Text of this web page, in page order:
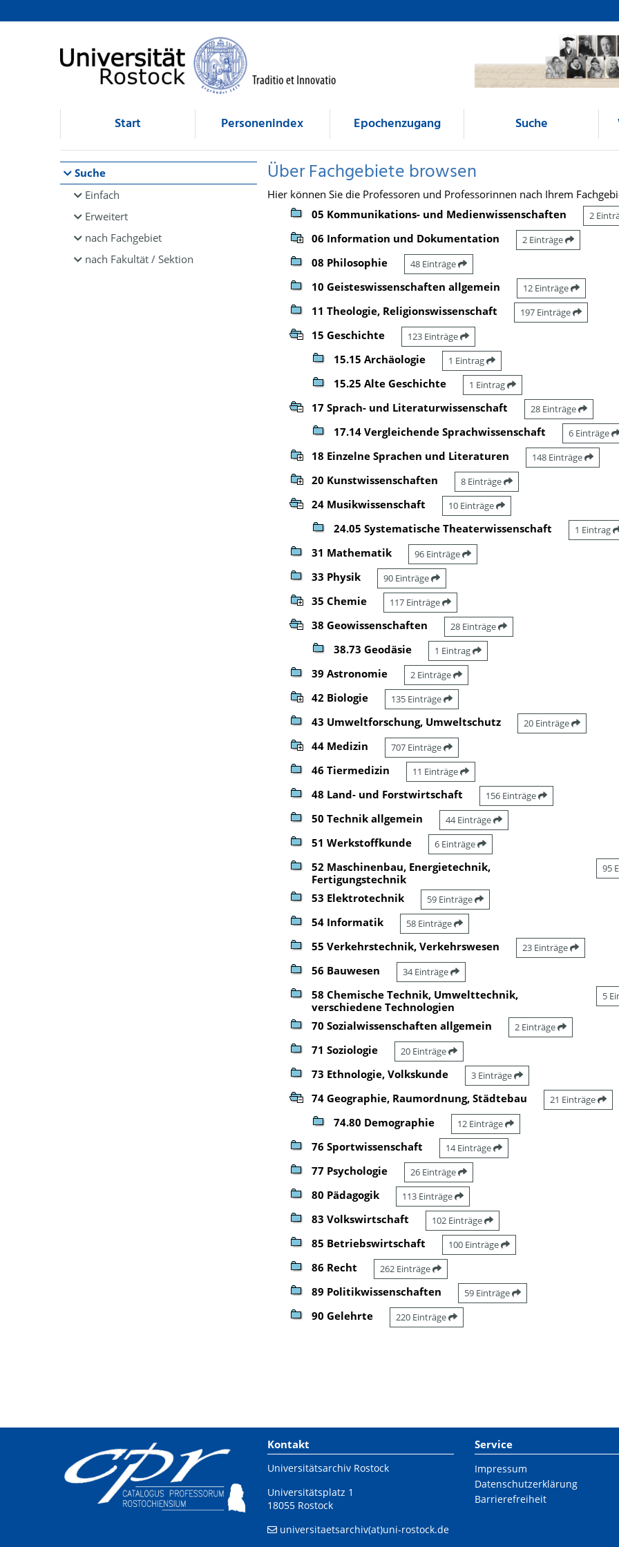
Browsen
direkt zum Inhalt
Start Personenindex Epochenzugang Suche
Suche
Einfach
Erweitert
nach Fachgebiet
nach Fakultät / Sektion
Über Fachgebiete browsen
Hier können Sie die Professoren und Professorinnen nach Ihrem
05 Kommunikations- und Medienwissenschaften
2
06 Information und Dokumentation 2 Einträge
08 Philosophie 48 Einträge
10 Geisteswissenschaften allgemein 12 Einträge
11 Theologie, Religionswissenschaft 197 Einträge
15 Geschichte 123 Einträge
15.15 Archäologie 1 Eintrag
15.25 Alte Geschichte 1 Eintrag
17 Sprach- und Literaturwissenschaft 28 Einträge
17.14 Vergleichende Sprachwissenschaft 6 Einträge
18 Einzelne Sprachen und Literaturen 148 Einträge
20 Kunstwissenschaften 8 Einträge
24 Musikwissenschaft 10 Einträge
24.05 Systematische Theaterwissenschaft 1 Eintrag
31 Mathematik 96 Einträge
33 Physik 90 Einträge
35 Chemie 117 Einträge
38 Geowissenschaften 28 Einträge
38.73 Geodäsie 1 Eintrag
39 Astronomie 2 Einträge
42 Biologie 135 Einträge
43 Umweltforschung, Umweltschutz 20 Einträge
44 Medizin 707 Einträge
46 Tiermedizin 11 Einträge
48 Land- und Forstwirtschaft 156 Einträge
50 Technik allgemein 44 Einträge
51 Werkstoffkunde 6 Einträge
52 Maschinenbau, Energietechnik,
Fertigungstechnik
95
53 Elektrotechnik 59 Einträge
54 Informatik 58 Einträge
55 Verkehrstechnik, Verkehrswesen 23 Einträge
56 Bauwesen 34 Einträge
58 Chemische Technik, Umwelttechnik,
verschiedene Technologien
5
70 Sozialwissenschaften allgemein 2 Einträge
71 Soziologie 20 Einträge
73 Ethnologie, Volkskunde 3 Einträge
74 Geographie, Raumordnung, Städtebau 21 Einträge
74.80 Demographie 12 Einträge
76 Sportwissenschaft 14 Einträge
77 Psychologie 26 Einträge
80 Pädagogik 113 Einträge
83 Volkswirtschaft 102 Einträge
85 Betriebswirtschaft 100 Einträge
86 Recht 262 Einträge
89 Politikwissenschaften 59 Einträge
90 Gelehrte 220 Einträge
Kontakt
Universitätsarchiv Rostock
Universitätsplatz 1
18055 Rostock
universitaetsarchiv(at)uni-rostock.de
Service
Impressum
Datenschutzerklärung
Barrierefreiheit